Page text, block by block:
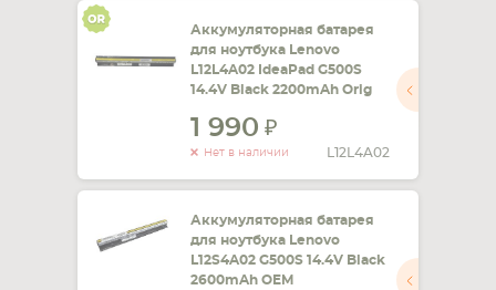
Аккумуляторная батарея
для ноутбука Lenovo
L12L4A02 IdeaPad G500S
14.4V Black 2200mAh Orig
1 990
Нет в наличии L12L4A02
Аккумуляторная батарея
для ноутбука Lenovo
L12S4A02 G500S 14.4V Black
2600mAh OEM